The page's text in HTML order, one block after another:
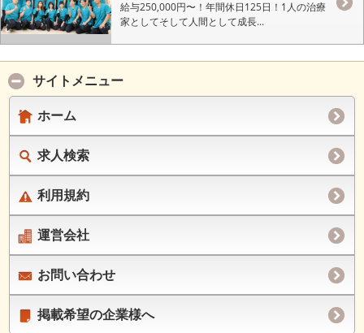
給与250,000円〜！年間休日125日！1人の治療
家としてそして人間として成長...
サイトメニュー
ホーム
求人検索
利用規約
運営会社
お問い合わせ
掲載希望の企業様へ